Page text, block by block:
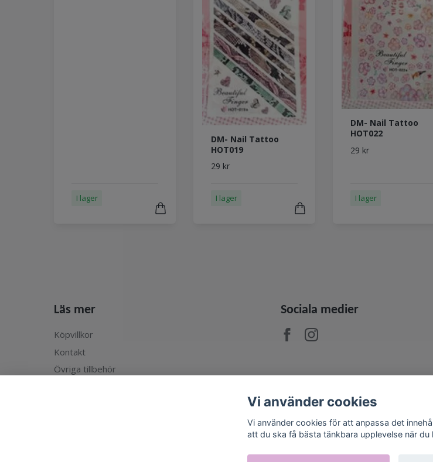
I lager
DM- Nail Tattoo
HOT019
29 kr
I lager
DM- Nail Tattoo
HOT022
29 kr
I lager
Läs mer
Köpvillkor
Kontakt
Övriga tillbehör
Sociala medier
Vi använder cookies
Vi använder cookies för att anpassa det
att du ska få bästa tänkbara upplevelse när du